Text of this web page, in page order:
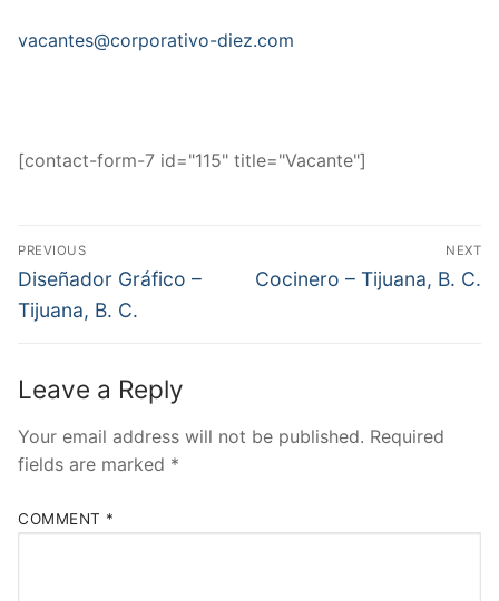
vacantes@corporativo-diez.com
[contact-form-7 id="115" title="Vacante"]
Post
navigation
PREVIOUS
Previous
post:
Diseñador Gráfico –
Tijuana, B. C.
NEXT
Next
Cocinero – Tijuana, B. C.
Leave a Reply
Your email address will not be published. Required
fields are marked *
COMMENT *